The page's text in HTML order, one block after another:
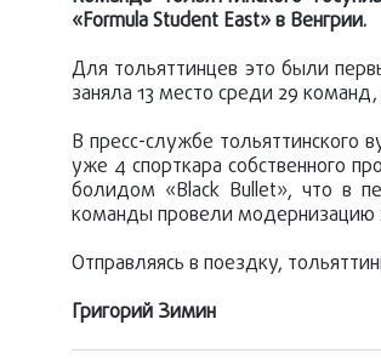
«Formula Student East» в Венгрии.
Для тольяттинцев это были
заняла 13 место среди 29
В пресс-службе тольяттинского
уже 4 спорткара собственного
болидом «Black Bullet», что в
команды провели модернизацию
Отправляясь в поездку,
Григорий Зимин